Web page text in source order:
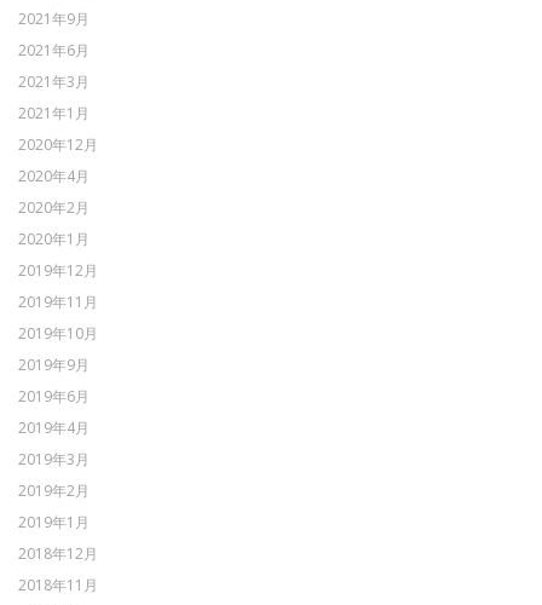
2021年9月
2021年6月
2021年3月
2021年1月
2020年12月
2020年4月
2020年2月
2020年1月
2019年12月
2019年11月
2019年10月
2019年9月
2019年6月
2019年4月
2019年3月
2019年2月
2019年1月
2018年12月
2018年11月